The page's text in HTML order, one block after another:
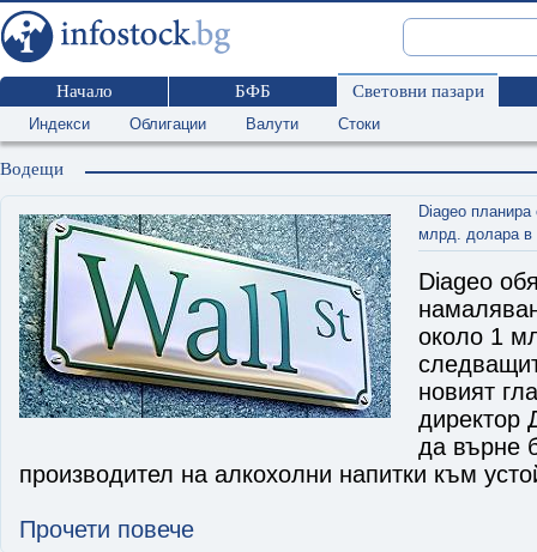
Начало БФБ Световни пазари
Индекси Облигации Валути Стоки
Водещи
Diageo
млрд. долара в
Diageo
около 1
новият
директор
да върне
производител на алкохолни напитки към
Прочети повече